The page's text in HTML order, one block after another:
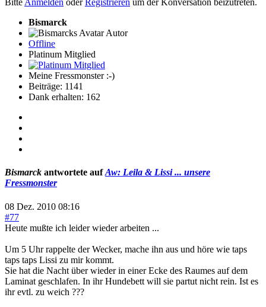
Bitte Anmelden oder Registrieren um der Konversation beizutreten.
Bismarck
Autor
Offline
Platinum Mitglied
Meine Fressmonster :-)
Beiträge: 1141
Dank erhalten: 162
Bismarck antwortete aufAw: Leila & Lissi ... unsere
Fressmonster
08 Dez. 2010 08:16
#77
Heute mußte ich leider wieder arbeiten ...
Um 5 Uhr rappelte der Wecker, mache ihn aus und höre wie taps
taps taps Lissi zu mir kommt.
Sie hat die Nacht über wieder in einer Ecke des Raumes auf dem
Laminat geschlafen. In ihr Hundebett will sie partut nicht rein. Ist es
ihr evtl. zu weich ???